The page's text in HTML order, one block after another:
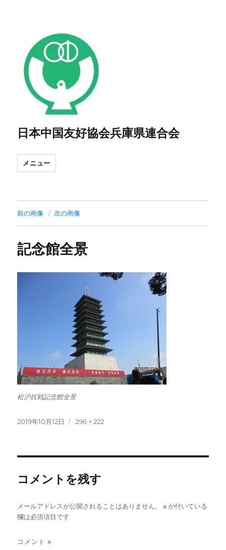
日本中国友好協会兵庫県連合会
メニュー
前の画像 次の画像
記念館全景
松沪抗戦記念館全景
投
2019年10月12日
フ
296 × 222
コメントを残す
メールアドレスが公開されることはありません。 ※ が付いている
欄は必須項目です
コメント※